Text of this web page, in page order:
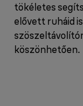
tökéletes
elővett ruháid
köszönhetően.